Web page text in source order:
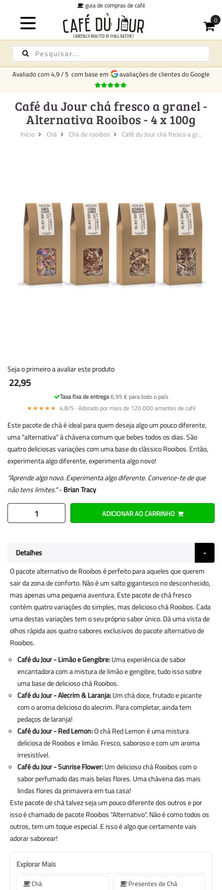
guia de compras de café
Avaliado com 4,9/5 com base em avaliações de clientes do Google
Café du Jour chá fresco a granel -
Alternativa Rooibos - 4 x 100g
Início Chá Chá de rooibos Café du Jour chá fresco a gr...
Seja o primeiro a avaliar este produto
22,95
Taxa fixa de entrega6,95 € para todo o país
★★★★★ 4,8/5 · Adorado por mais de 120.000 amantes de café
Este pacote de chá é ideal para quem deseja algo um pouco diferente,
uma "alternativa" à chávena comum que bebes todos os dias. São
quatro deliciosas variações com uma base do clássico Rooibos. Então,
experimenta algo diferente, experimenta algo novo!
"Aprende algo novo. Experimenta algo diferente. Convence-te de que
não tens limites."-Brian Tracy
ADICIONAR AO CARRINHO
Detalhes
O pacote alternativo de Rooibos é perfeito para aqueles que querem
sair da zona de conforto. Não é um salto gigantesco no desconhecido,
mas apenas uma pequena aventura. Este pacote de chá fresco
contém quatro variações do simples, mas delicioso chá Rooibos. Cada
uma destas variações tem o seu próprio sabor único. Dá uma vista de
olhos rápida aos quatro sabores exclusivos do pacote alternativo de
Rooibos.
Café du Jour - Limão e Gengibre:Uma experiência de sabor
encantadora com a mistura de limão e gengibre, tudo isso sobre
uma base de delicioso chá Rooibos.
Café du Jour - Alecrim & Laranja:Um chá doce, frutado e picante
com o aroma delicioso do alecrim. Para completar, ainda tem
pedaços de laranja!
Café du Jour - Red Lemon:O chá Red Lemon é uma mistura
deliciosa de Rooibos e limão. Fresco, saboroso e com um aroma
irresistível.
Café du Jour - Sunrise Flower:Um delicioso chá Rooibos com o
sabor perfumado das mais belas flores. Uma chávena das mais
lindas flores da primavera em tua casa!
Este pacote de chá talvez seja um pouco diferente dos outros e por
isso é chamado de pacote Rooibos "Alternativo". Não é como todos os
outros, tem um toque especial. E isso é algo que certamente vais
adorar saborear!
Explorar Mais
Chá Presentes de Chá